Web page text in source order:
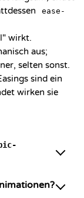
ease-
wirkt.
aus;
selten sonst.
sind ein
wirken sie